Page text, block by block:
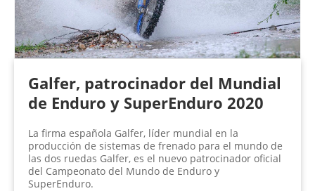
Galfer, patrocinador del Mundial
de Enduro y SuperEnduro 2020
La firma española Galfer, líder mundial en la
producción de sistemas de frenado para el mundo de
las dos ruedas Galfer, es el nuevo patrocinador oficial
del Campeonato del Mundo de Enduro y
SuperEnduro.